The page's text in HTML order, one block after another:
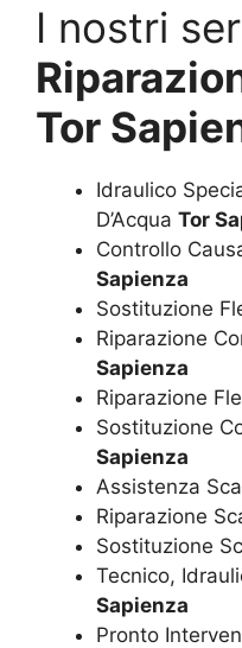
I nostri
Tor
Idraulico
D’Acqua Tor
Controllo
Sapienza
Sostituzione
Riparazione
Sapienza
Riparazione
Sostituzione
Sapienza
Assistenza
Riparazione
Sostituzione
Tecnico,
Sapienza
Pronto